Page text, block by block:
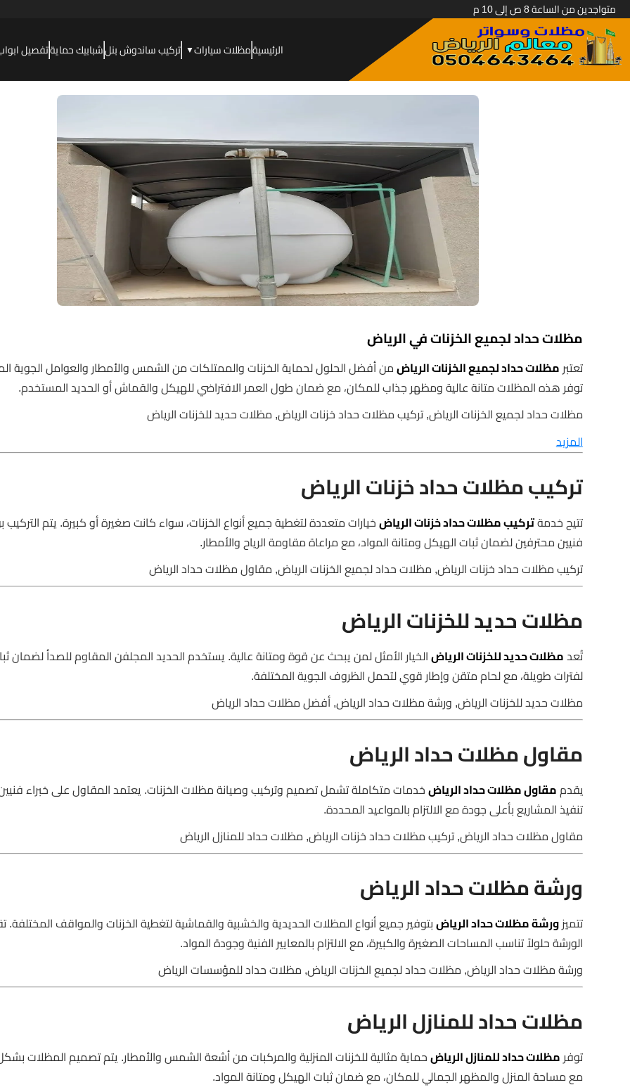
متواجدين من الساعة 8 ص إلى 10 م
الرئيسيةمظلات سيارات▼ تركيب ساندوش بنلشبابيك حمايةتفصيل
مظلات حداد لجميع الخزنات في الرياض
تعتبرمظلات حداد لجميع الخزنات الرياضمن أفضل الحلول لحماية الخزنات والممتلكات من الشمس والأمطار والعوامل الجوية
توفر هذه المظلات متانة عالية ومظهر جذاب للمكان، مع ضمان طول العمر الافتراضي للهيكل والقماش أو الحديد المستخدم.
مظلات حداد لجميع الخزنات الرياض, تركيب مظلات حداد خزنات الرياض, مظلات حديد للخزنات الرياض
المزيد
تركيب مظلات حداد خزنات الرياض
تتيح خدمةتركيب مظلات حداد خزنات الرياضخيارات متعددة لتغطية جميع أنواع الخزنات، سواء كانت صغيرة أو كبيرة. يتم
فنيين محترفين لضمان ثبات الهيكل ومتانة المواد، مع مراعاة مقاومة الرياح والأمطار.
تركيب مظلات حداد خزنات الرياض, مظلات حداد لجميع الخزنات الرياض, مقاول مظلات حداد الرياض
مظلات حديد للخزنات الرياض
تُعدمظلات حديد للخزنات الرياضالخيار الأمثل لمن يبحث عن قوة ومتانة عالية. يستخدم الحديد المجلفن المقاوم للصدأ لضمان
لفترات طويلة، مع لحام متقن وإطار قوي لتحمل الظروف الجوية المختلفة.
مظلات حديد للخزنات الرياض, ورشة مظلات حداد الرياض, أفضل مظلات حداد الرياض
مقاول مظلات حداد الرياض
يقدممقاول مظلات حداد الرياضخدمات متكاملة تشمل تصميم وتركيب وصيانة مظلات الخزنات. يعتمد المقاول على خبراء
تنفيذ المشاريع بأعلى جودة مع الالتزام بالمواعيد المحددة.
مقاول مظلات حداد الرياض, تركيب مظلات حداد خزنات الرياض, مظلات حداد للمنازل الرياض
ورشة مظلات حداد الرياض
تتميزورشة مظلات حداد الرياضبتوفير جميع أنواع المظلات الحديدية والخشبية والقماشية لتغطية الخزنات والمواقف المختلفة.
الورشة حلولاً تناسب المساحات الصغيرة والكبيرة، مع الالتزام بالمعايير الفنية وجودة المواد.
ورشة مظلات حداد الرياض, مظلات حداد لجميع الخزنات الرياض, مظلات حداد للمؤسسات الرياض
مظلات حداد للمنازل الرياض
توفرمظلات حداد للمنازل الرياضحماية مثالية للخزنات المنزلية والمركبات من أشعة الشمس والأمطار. يتم تصميم المظلات
مع مساحة المنزل والمظهر الجمالي للمكان، مع ضمان ثبات الهيكل ومتانة المواد.